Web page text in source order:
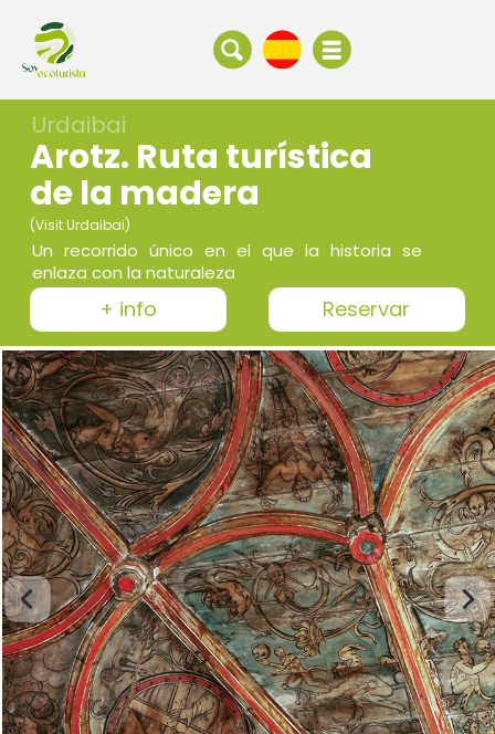
Urdaibai
Arotz. Ruta turística
de la madera
(Visit Urdaibai)
Un recorrido único en el que la historia se
enlaza con la naturaleza
+ info Reservar